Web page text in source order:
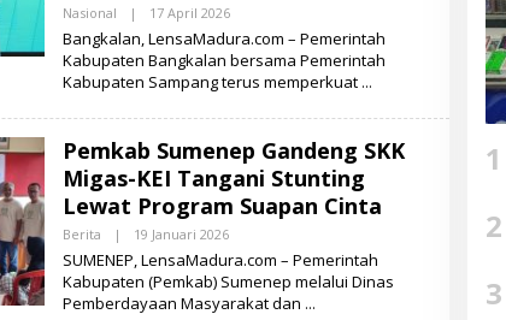
Nasional | 17 April 2026O
E
H
M
I
D
Bangkalan, LensaMadura.com – Pemerintah
Kabupaten Bangkalan bersama Pemerintah
Kabupaten Sampang terus memperkuat
Pemkab Sumenep Gandeng SKK
Migas-KEI Tangani Stunting
Lewat Program Suapan Cinta
Berita | 19 Januari 2026O
E
H
L
SUMENEP, LensaMadura.com – Pemerintah
Kabupaten (Pemkab) Sumenep melalui Dinas
Pemberdayaan Masyarakat dan
1
2
3